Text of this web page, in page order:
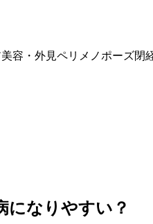
美容・外見ペリメノポーズ閉
になりやすい？